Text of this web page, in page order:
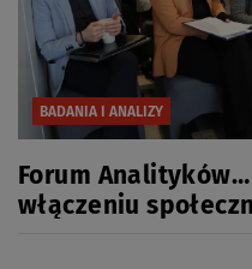
BADANIA I ANALIZY
Forum
włączeniu